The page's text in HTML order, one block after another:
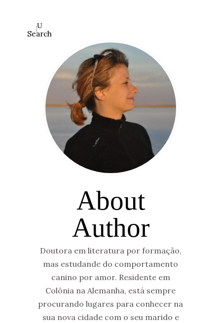
Search
About
Author
Doutora em literatura por formação,
mas estudande do comportamento
canino por amor. Residente em
Colônia na Alemanha, está sempre
procurando lugares para conhecer na
sua nova cidade com o seu marido e